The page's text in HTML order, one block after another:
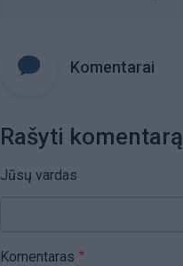
Komentarai
Rašyti komentarą
Jūsų vardas
Komentaras